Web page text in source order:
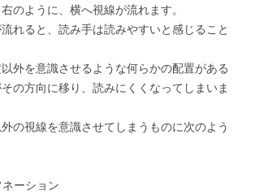
のように、横へ視線が流れます。
れると、読み手は読みやすいと感じること
外を意識させるような何らかの配置がある
の方向に移り、読みにくくなってしまいま
の視線を意識させてしまうものに次のよう
ーション